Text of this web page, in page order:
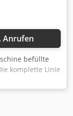
Anrufen
befüllte
komplette Linie
einen
das Produkt